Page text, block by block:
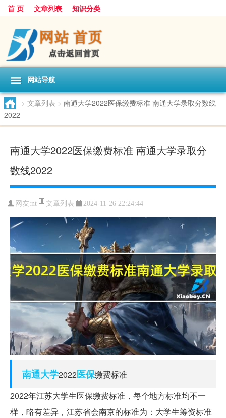
首 页 文章列表 知识分类
网站导航
> 文章列表 > 南通大学2022医保缴费标准 南通大学录取分数线
2022
南通大学2022医保缴费标准 南通大学录取分
数线2022
网友:nt 文章列表 2024-11-26 22:24:44
南通大学2022医保缴费标准
2022年江苏大学生医保缴费标准，每个地方标准均不一
样，略有差异，江苏省会南京的标准为：大学生筹资标准